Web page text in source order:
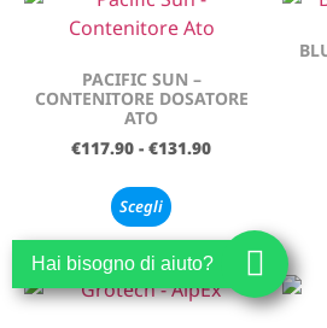
PACIFIC SUN –
CONTENITORE DOSATORE
ATO
€117.90 - €131.90
Scegli
Hai bisogno di aiuto?